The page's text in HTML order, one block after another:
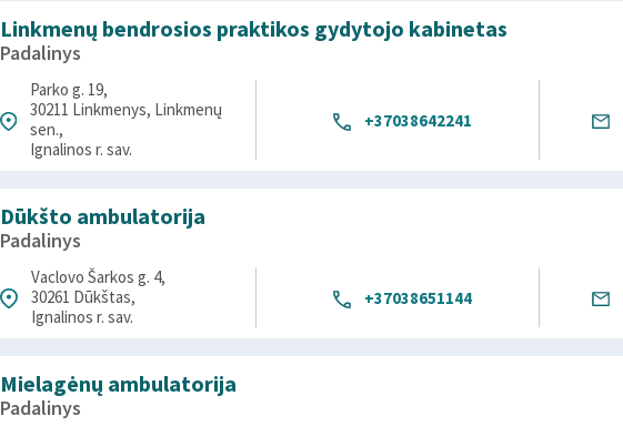
Linkmenų bendrosios praktikos gydytojo kabinetas
Padalinys
Parko g. 19,
30211 Linkmenys, Linkmenų
sen.,
Ignalinos r. sav.
+37038642241
Dūkšto ambulatorija
Padalinys
Vaclovo Šarkos g. 4,
30261 Dūkštas,
Ignalinos r. sav.
+37038651144
Mielagėnų ambulatorija
Padalinys